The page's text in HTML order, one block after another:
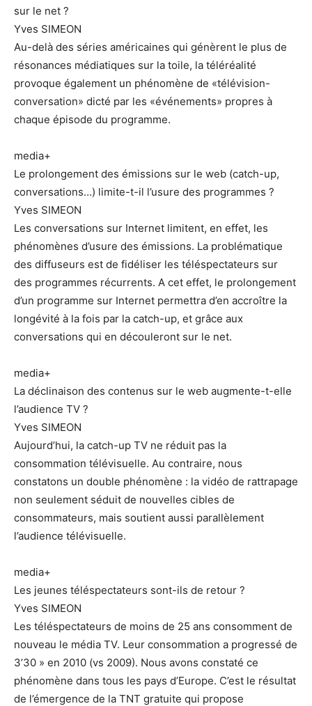
sur le net ?
Yves SIMEON
Au-delà des séries américaines qui génèrent le plus de
résonances médiatiques sur la toile, la téléréalité
provoque également un phénomène de «télévision-
conversation» dicté par les «événements» propres à
chaque épisode du programme.
media+
Le prolongement des émissions sur le web (catch-up,
conversations…) limite-t-il l’usure des programmes ?
Yves SIMEON
Les conversations sur Internet limitent, en effet, les
phénomènes d’usure des émissions. La problématique
des diffuseurs est de fidéliser les téléspectateurs sur
des programmes récurrents. A cet effet, le prolongement
d’un programme sur Internet permettra d’en accroître la
longévité à la fois par la catch-up, et grâce aux
conversations qui en découleront sur le net.
media+
La déclinaison des contenus sur le web augmente-t-elle
l’audience TV ?
Yves SIMEON
Aujourd’hui, la catch-up TV ne réduit pas la
consommation télévisuelle. Au contraire, nous
constatons un double phénomène : la vidéo de rattrapage
non seulement séduit de nouvelles cibles de
consommateurs, mais soutient aussi parallèlement
l’audience télévisuelle.
media+
Les jeunes téléspectateurs sont-ils de retour ?
Yves SIMEON
Les téléspectateurs de moins de 25 ans consomment de
nouveau le média TV. Leur consommation a progressé de
3’30 » en 2010 (vs 2009). Nous avons constaté ce
phénomène dans tous les pays d’Europe. C’est le résultat
de l’émergence de la TNT gratuite qui propose